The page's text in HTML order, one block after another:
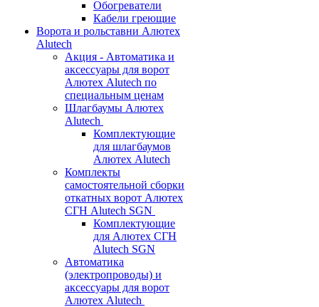
Обогреватели
Кабели греющие
Ворота и рольставни Алютех
Alutech
Акция - Автоматика и
аксессуары для ворот
Алютех Alutech по
специальным ценам
Шлагбаумы Алютех
Alutech
Комплектующие
для шлагбаумов
Алютех Alutech
Комплекты
самостоятельной сборки
откатных ворот Алютех
СГН Alutech SGN
Комплектующие
для Алютех СГН
Alutech SGN
Автоматика
(электропроводы) и
аксессуары для ворот
Алютех Alutech